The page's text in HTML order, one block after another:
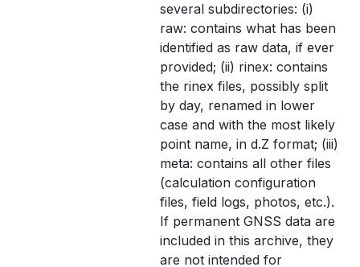
several subdirectories: (i)
raw: contains what has been
identified as raw data, if ever
provided; (ii) rinex: contains
the rinex files, possibly split
by day, renamed in lower
case and with the most likely
point name, in d.Z format; (iii)
meta: contains all other files
(calculation configuration
files, field logs, photos, etc.).
If permanent GNSS data are
included in this archive, they
are not intended for